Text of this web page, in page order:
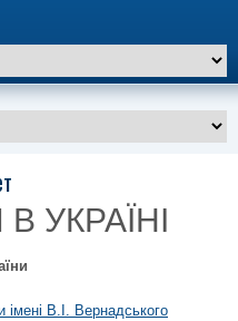
УКРАЇНІ
імені В.І. Вернадського